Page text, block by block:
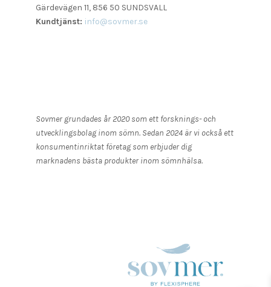
Gärdevägen 11, 856 50 SUNDSVALL
Kundtjänst: info@sovmer.se
Sovmer grundades år 2020 som ett forsknings- och
utvecklingsbolag inom sömn. Sedan 2024 är vi också ett
konsumentinriktat företag som erbjuder dig
marknadens bästa produkter inom sömnhälsa.